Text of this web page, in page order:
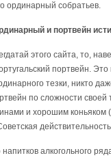
ординарный собратьев.
и портвейн
этого сайта, то,
портвейн.
тезки, никто
по сложности своей
и хорошим коньяком
алкогольного